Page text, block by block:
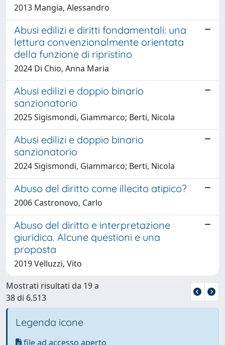
2013 Mangia, Alessandro
Abusi edilizi e diritti fondamentali: una
lettura convenzionalmente orientata
della funzione di ripristino
2024 Di Chio, Anna Maria
Abusi edilizi e doppio binario
sanzionatorio
2025 Sigismondi, Giammarco; Berti, Nicola
Abusi edilizi e doppio binario
sanzionatorio
2024 Sigismondi, Giammarco; Berti, Nicola
Abuso del diritto come illecito atipico?
2006 Castronovo, Carlo
Abuso del diritto e interpretazione
giuridica. Alcune questioni e una
proposta
2019 Velluzzi, Vito
Mostrati risultati da 19 a
38 di 6.513
Legenda icone
file ad accesso aperto